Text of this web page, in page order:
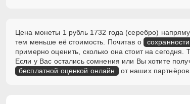
Цена монеты 1 рубль 1732 года (серебро)
тем меньше её стоимость. Почитав о
примерно оценить, сколько она стоит на сегодня.
Если у Вас остались сомнения или Вы хотите
бесплатной оценкой онлайн от наших партнёров.